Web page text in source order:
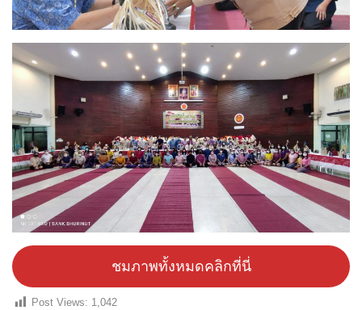
ชมภาพทั้งหมดคลิกที่นี่
Post Views: 1,042